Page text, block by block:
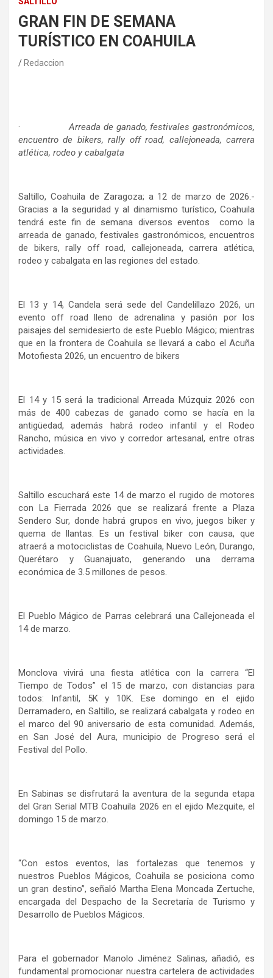
GRAN FIN DE SEMANA
TURÍSTICO EN COAHUILA
Redaccion
·Arreada de ganado, festivales gastronómicos,
encuentro de bikers, rally off road, callejoneada, carrera
atlética, rodeo y cabalgata
Saltillo, Coahuila de Zaragoza; a 12 de marzo de 2026.-
Gracias a la seguridad y al dinamismo turístico, Coahuila
tendrá este fin de semana diversos eventos como la
arreada de ganado, festivales gastronómicos, encuentros
de bikers, rally off road, callejoneada, carrera atlética,
rodeo y cabalgata en las regiones del estado.
El 13 y 14, Candela será sede del Candelillazo 2026, un
evento off road lleno de adrenalina y pasión por los
paisajes del semidesierto de este Pueblo Mágico; mientras
que en la frontera de Coahuila se llevará a cabo el Acuña
Motofiesta 2026, un encuentro de bikers
El 14 y 15 será la tradicional Arreada Múzquiz 2026 con
más de 400 cabezas de ganado como se hacía en la
antigüedad, además habrá rodeo infantil y el Rodeo
Rancho, música en vivo y corredor artesanal, entre otras
actividades.
Saltillo escuchará este 14 de marzo el rugido de motores
con La Fierrada 2026 que se realizará frente a Plaza
Sendero Sur, donde habrá grupos en vivo, juegos biker y
quema de llantas. Es un festival biker con causa, que
atraerá a motociclistas de Coahuila, Nuevo León, Durango,
Querétaro y Guanajuato, generando una derrama
económica de 3.5 millones de pesos.
El Pueblo Mágico de Parras celebrará una Callejoneada el
14 de marzo.
Monclova vivirá una fiesta atlética con la carrera “El
Tiempo de Todos” el 15 de marzo, con distancias para
todos: Infantil, 5K y 10K. Ese domingo en el ejido
Derramadero, en Saltillo, se realizará cabalgata y rodeo en
el marco del 90 aniversario de esta comunidad. Además,
en San José del Aura, municipio de Progreso será el
Festival del Pollo.
En Sabinas se disfrutará la aventura de la segunda etapa
del Gran Serial MTB Coahuila 2026 en el ejido Mezquite, el
domingo 15 de marzo.
“Con estos eventos, las fortalezas que tenemos y
nuestros Pueblos Mágicos, Coahuila se posiciona como
un gran destino”, señaló Martha Elena Moncada Zertuche,
encargada del Despacho de la Secretaría de Turismo y
Desarrollo de Pueblos Mágicos.
Para el gobernador Manolo Jiménez Salinas, añadió, es
fundamental promocionar nuestra cartelera de actividades